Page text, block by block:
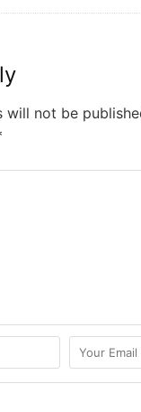
will not be